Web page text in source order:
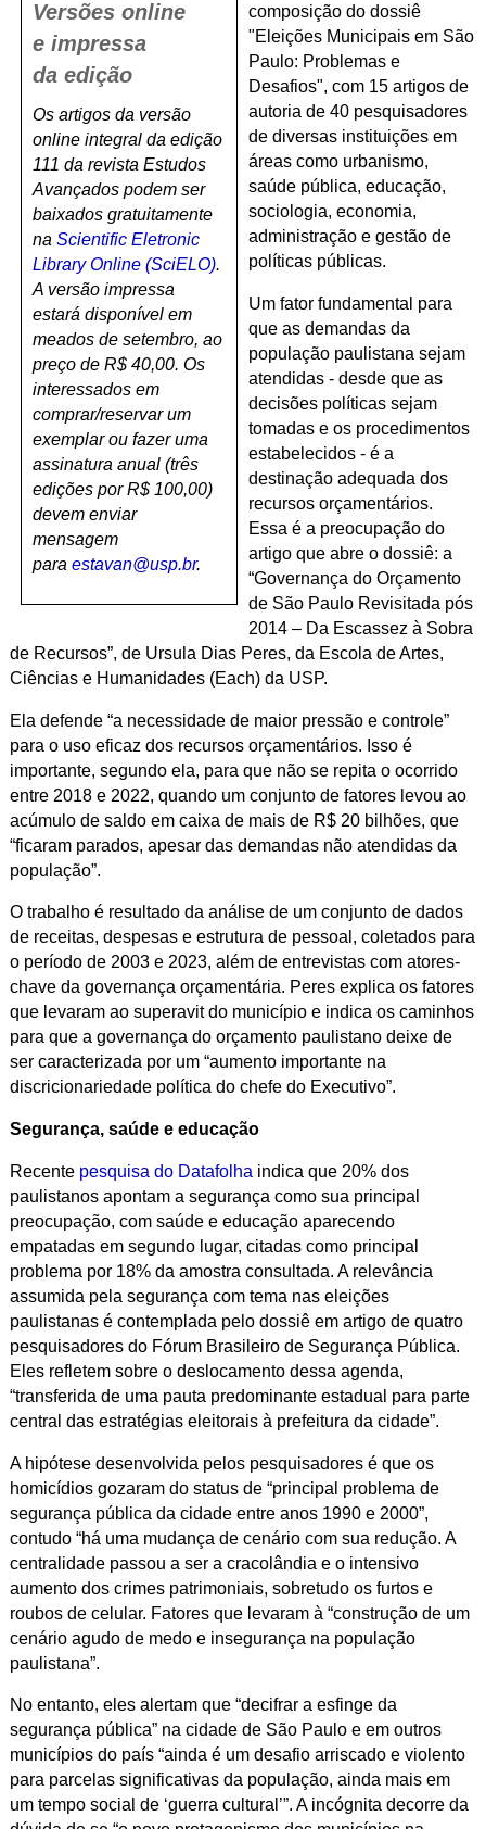
Versões online
e impressa
da edição
Os artigos da versão
online integral da edição
111 da revista Estudos
Avançados podem ser
baixados gratuitamente
na Scientific Eletronic
Library Online (SciELO).
A versão impressa
estará disponível em
meados de setembro, ao
preço de R$ 40,00. Os
interessados em
comprar/reservar um
exemplar ou fazer uma
assinatura anual (três
edições por R$ 100,00)
devem enviar
mensagem
para estavan@usp.br.
composição do dossiê
"Eleições Municipais em São
Paulo: Problemas e
Desafios", com 15 artigos de
autoria de 40 pesquisadores
de diversas instituições em
áreas como urbanismo,
saúde pública, educação,
sociologia, economia,
administração e gestão de
políticas públicas.
Um fator fundamental para
que as demandas da
população paulistana sejam
atendidas - desde que as
decisões políticas sejam
tomadas e os procedimentos
estabelecidos - é a
destinação adequada dos
recursos orçamentários.
Essa é a preocupação do
artigo que abre o dossiê: a
“Governança do Orçamento
de São Paulo Revisitada pós
2014 – Da Escassez à Sobra
de Recursos”, de Ursula Dias Peres, da Escola de Artes,
Ciências e Humanidades (Each) da USP.
Ela defende “a necessidade de maior pressão e controle”
para o uso eficaz dos recursos orçamentários. Isso é
importante, segundo ela, para que não se repita o ocorrido
entre 2018 e 2022, quando um conjunto de fatores levou ao
acúmulo de saldo em caixa de mais de R$ 20 bilhões, que
“ficaram parados, apesar das demandas não atendidas da
população”.
O trabalho é resultado da análise de um conjunto de dados
de receitas, despesas e estrutura de pessoal, coletados para
o período de 2003 e 2023, além de entrevistas com atores-
chave da governança orçamentária. Peres explica os fatores
que levaram ao superavit do município e indica os caminhos
para que a governança do orçamento paulistano deixe de
ser caracterizada por um “aumento importante na
discricionariedade política do chefe do Executivo”.
Segurança, saúde e educação
Recente pesquisa do Datafolha indica que 20% dos
paulistanos apontam a segurança como sua principal
preocupação, com saúde e educação aparecendo
empatadas em segundo lugar, citadas como principal
problema por 18% da amostra consultada. A relevância
assumida pela segurança com tema nas eleições
paulistanas é contemplada pelo dossiê em artigo de quatro
pesquisadores do Fórum Brasileiro de Segurança Pública.
Eles refletem sobre o deslocamento dessa agenda,
“transferida de uma pauta predominante estadual para parte
central das estratégias eleitorais à prefeitura da cidade”.
A hipótese desenvolvida pelos pesquisadores é que os
homicídios gozaram do status de “principal problema de
segurança pública da cidade entre anos 1990 e 2000”,
contudo “há uma mudança de cenário com sua redução. A
centralidade passou a ser a cracolândia e o intensivo
aumento dos crimes patrimoniais, sobretudo os furtos e
roubos de celular. Fatores que levaram à “construção de um
cenário agudo de medo e insegurança na população
paulistana”.
No entanto, eles alertam que “decifrar a esfinge da
segurança pública” na cidade de São Paulo e em outros
municípios do país “ainda é um desafio arriscado e violento
para parcelas significativas da população, ainda mais em
um tempo social de ‘guerra cultural’”. A incógnita decorre da